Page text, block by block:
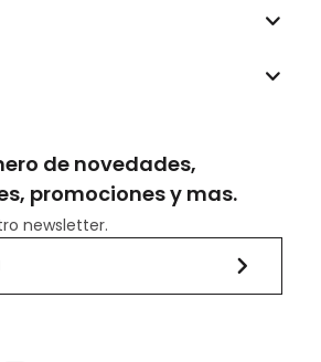
de novedades,
promociones y mas.
newsletter.